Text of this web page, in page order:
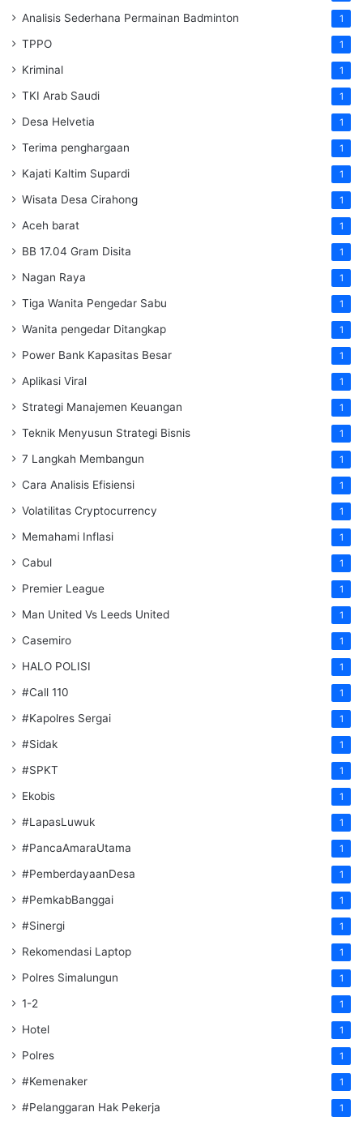
Analisis Sederhana Permainan Badminton 1
TPPO 1
Kriminal 1
TKI Arab Saudi 1
Desa Helvetia 1
Terima penghargaan 1
Kajati Kaltim Supardi 1
Wisata Desa Cirahong 1
Aceh barat 1
BB 17.04 Gram Disita 1
Nagan Raya 1
Tiga Wanita Pengedar Sabu 1
Wanita pengedar Ditangkap 1
Power Bank Kapasitas Besar 1
Aplikasi Viral 1
Strategi Manajemen Keuangan 1
Teknik Menyusun Strategi Bisnis 1
7 Langkah Membangun 1
Cara Analisis Efisiensi 1
Volatilitas Cryptocurrency 1
Memahami Inflasi 1
Cabul 1
Premier League 1
Man United Vs Leeds United 1
Casemiro 1
HALO POLISI 1
#Call 110 1
#Kapolres Sergai 1
#Sidak 1
#SPKT 1
Ekobis 1
#LapasLuwuk 1
#PancaAmaraUtama 1
#PemberdayaanDesa 1
#PemkabBanggai 1
#Sinergi 1
Rekomendasi Laptop 1
Polres Simalungun 1
1-2 1
Hotel 1
Polres 1
#Kemenaker 1
#Pelanggaran Hak Pekerja 1